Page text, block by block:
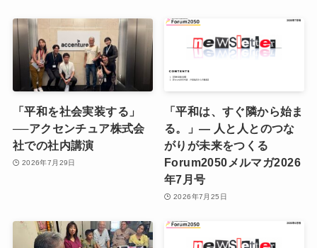
「平和を社会実装する」
──アクセンチュア株式会
社での社内講演
2026年7月29日
「平和は、すぐ隣から始ま
る。」― 人と人とのつな
がりが未来をつくる
Forum2050メルマガ2026
年7月号
2026年7月25日